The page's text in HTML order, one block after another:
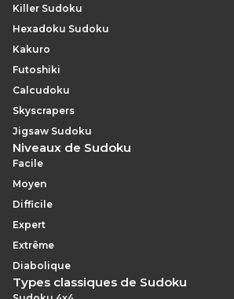
Killer Sudoku
Hexadoku Sudoku
Kakuro
Futoshiki
Calcudoku
Skyscrapers
Jigsaw Sudoku
Niveaux de Sudoku
Facile
Moyen
Difficile
Expert
Extrême
Diabolique
Types classiques de Sudoku